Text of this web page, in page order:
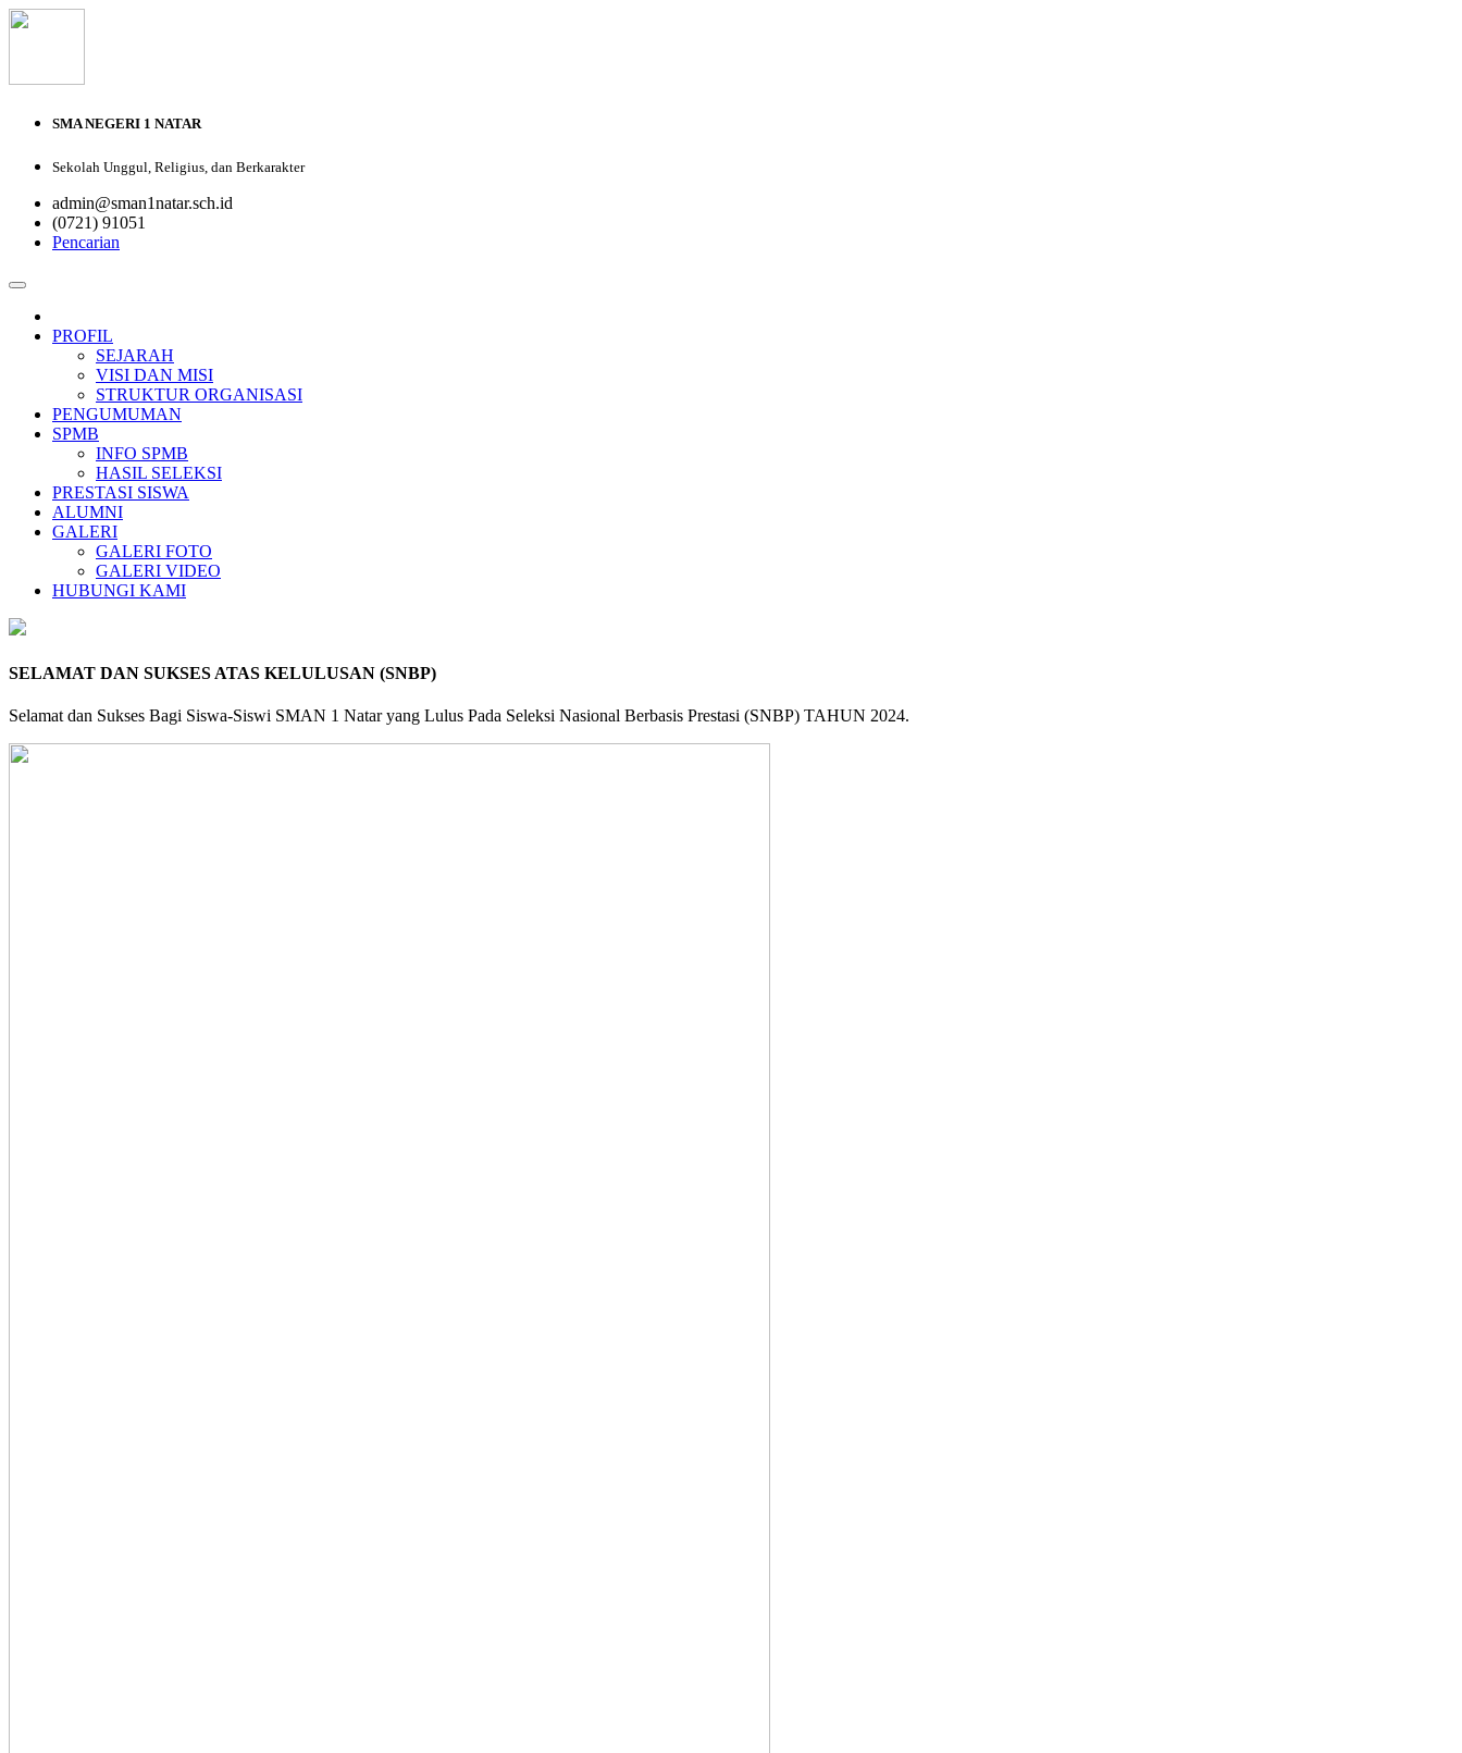
SMA NEGERI 1 NATAR
Sekolah Unggul, Religius, dan Berkarakter
admin@sman1natar.sch.id
(0721) 91051
Pencarian
PROFIL
SEJARAH
VISI DAN MISI
STRUKTUR ORGANISASI
PENGUMUMAN
SPMB
INFO SPMB
HASIL SELEKSI
PRESTASI SISWA
ALUMNI
GALERI
GALERI FOTO
GALERI VIDEO
HUBUNGI KAMI
SELAMAT DAN SUKSES ATAS KELULUSAN (SNBP)
Selamat dan Sukses Bagi Siswa-Siswi SMAN 1 Natar yang Lulus Pada Seleksi Nasional Berbasis Prestasi (SNBP) TAHUN 2024.